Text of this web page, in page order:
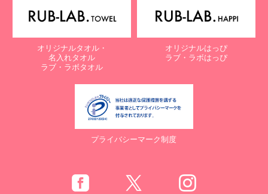
オリジナルタオル・
名入れタオル
ラブ・ラボタオル
オリジナルはっぴ
ラブ・ラボはっぴ
プライバシーマーク制度